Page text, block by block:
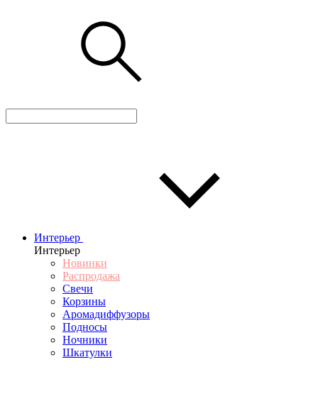
Интерьер
Интерьер
Новинки
Распродажа
Свечи
Корзины
Аромадиффузоры
Подносы
Ночники
Шкатулки